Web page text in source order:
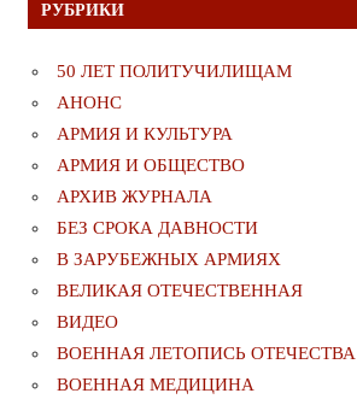
РУБРИКИ
50 ЛЕТ ПОЛИТУЧИЛИЩАМ
АНОНС
АРМИЯ И КУЛЬТУРА
АРМИЯ И ОБЩЕСТВО
АРХИВ ЖУРНАЛА
БЕЗ СРОКА ДАВНОСТИ
В ЗАРУБЕЖНЫХ АРМИЯХ
ВЕЛИКАЯ ОТЕЧЕСТВЕННАЯ
ВИДЕО
ВОЕННАЯ ЛЕТОПИСЬ ОТЕЧЕСТВА
ВОЕННАЯ МЕДИЦИНА